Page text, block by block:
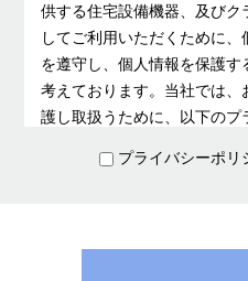
供する住宅設備機器、及び
してご利用いただくために
を遵守し、個人情報を保護す
考えております。当社では
護し取扱うために、以下の
プライバシーポリ